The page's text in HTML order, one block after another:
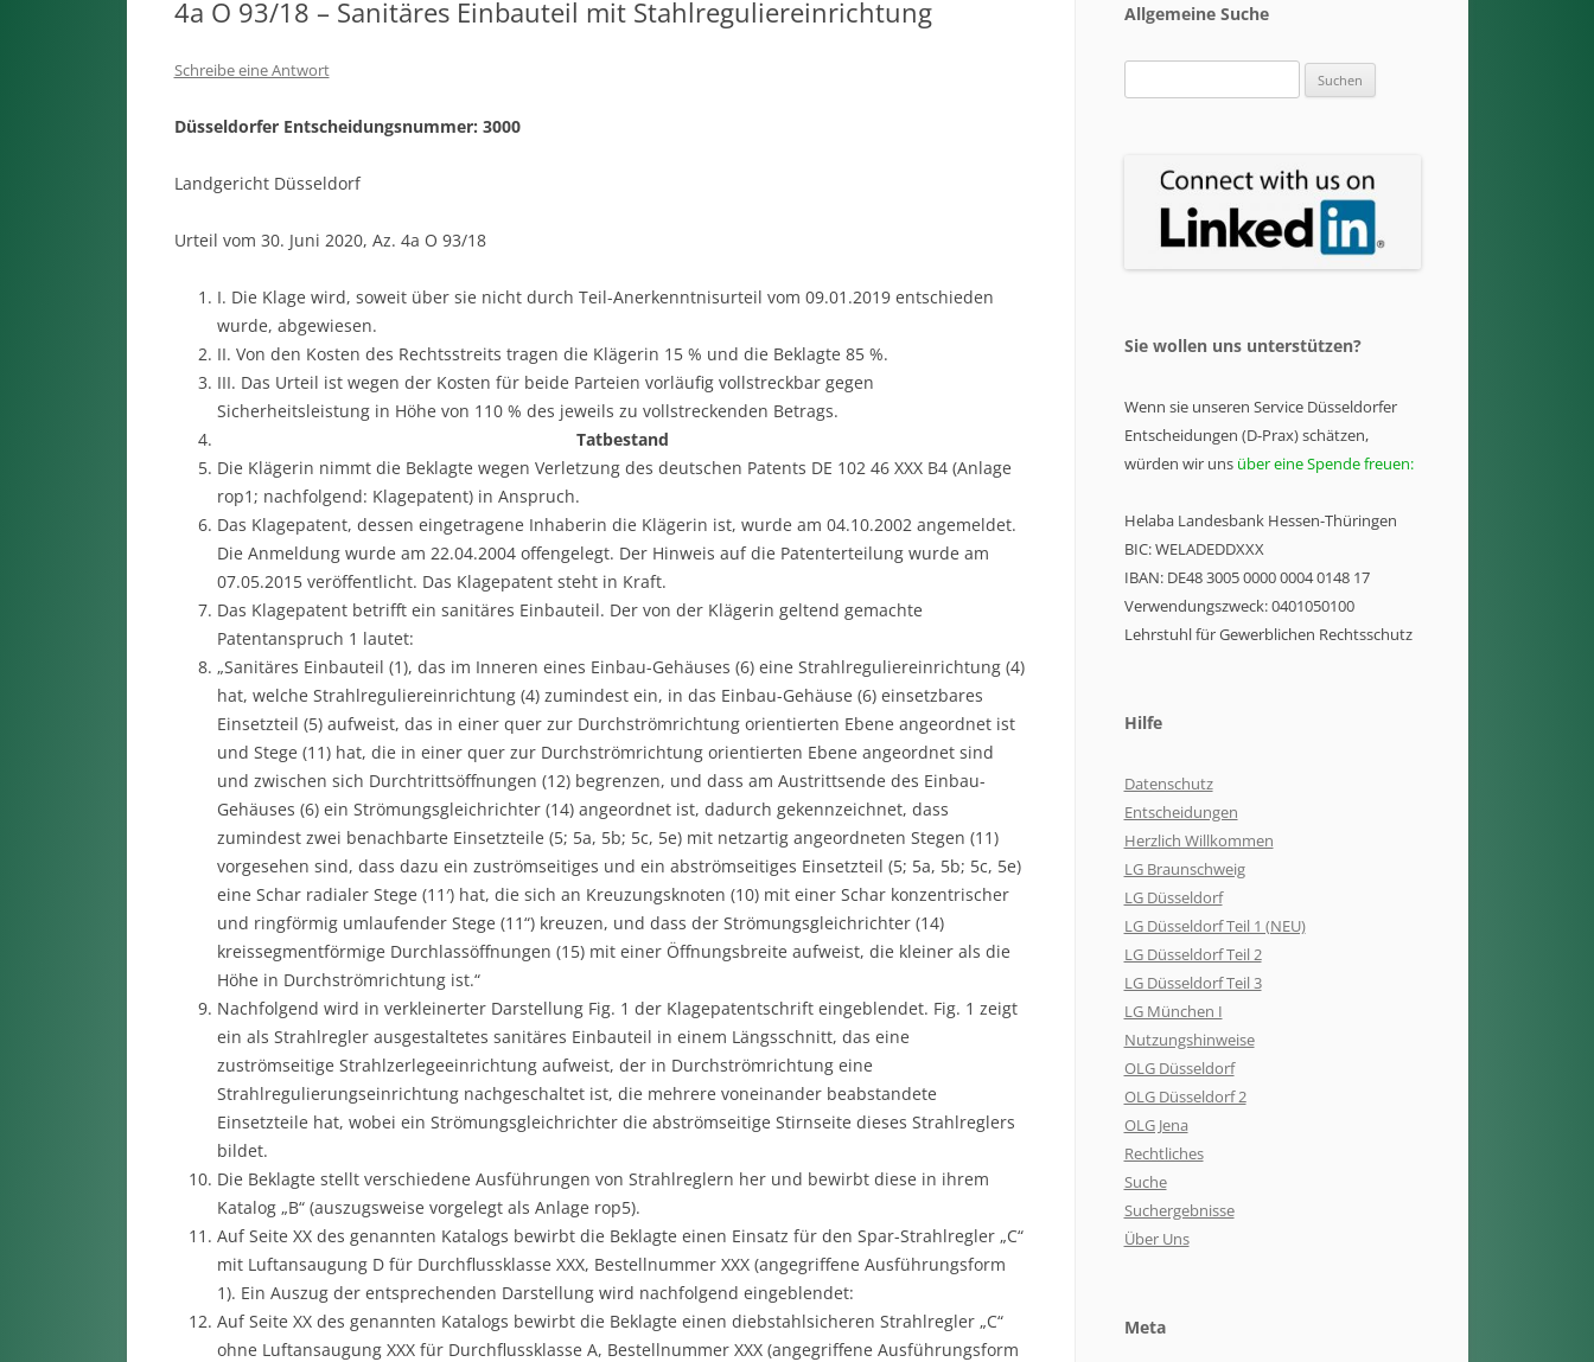
4a O 93/18 – Sanitäres Einbauteil mit Stahlreguliereinrichtung
Schreibe eine Antwort
Düsseldorfer Entscheidungsnummer: 3000
Landgericht Düsseldorf
Urteil vom 30. Juni 2020, Az. 4a O 93/18
I. Die Klage wird, soweit über sie nicht durch Teil-Anerkenntnisurteil vom 09.01.2019 entschieden
wurde, abgewiesen.
II. Von den Kosten des Rechtsstreits tragen die Klägerin 15 % und die Beklagte 85 %.
III. Das Urteil ist wegen der Kosten für beide Parteien vorläufig vollstreckbar gegen
Sicherheitsleistung in Höhe von 110 % des jeweils zu vollstreckenden Betrags.
Tatbestand
Die Klägerin nimmt die Beklagte wegen Verletzung des deutschen Patents DE 102 46 XXX B4 (Anlage
rop1; nachfolgend: Klagepatent) in Anspruch.
Das Klagepatent, dessen eingetragene Inhaberin die Klägerin ist, wurde am 04.10.2002 angemeldet.
Die Anmeldung wurde am 22.04.2004 offengelegt. Der Hinweis auf die Patenterteilung wurde am
07.05.2015 veröffentlicht. Das Klagepatent steht in Kraft.
Das Klagepatent betrifft ein sanitäres Einbauteil. Der von der Klägerin geltend gemachte
Patentanspruch 1 lautet:
„Sanitäres Einbauteil (1), das im Inneren eines Einbau-Gehäuses (6) eine Strahlreguliereinrichtung (4)
hat, welche Strahlreguliereinrichtung (4) zumindest ein, in das Einbau-Gehäuse (6) einsetzbares
Einsetzteil (5) aufweist, das in einer quer zur Durchströmrichtung orientierten Ebene angeordnet ist
und Stege (11) hat, die in einer quer zur Durchströmrichtung orientierten Ebene angeordnet sind
und zwischen sich Durchtrittsöffnungen (12) begrenzen, und dass am Austrittsende des Einbau-
Gehäuses (6) ein Strömungsgleichrichter (14) angeordnet ist, dadurch gekennzeichnet, dass
zumindest zwei benachbarte Einsetzteile (5; 5a, 5b; 5c, 5e) mit netzartig angeordneten Stegen (11)
vorgesehen sind, dass dazu ein zuströmseitiges und ein abströmseitiges Einsetzteil (5; 5a, 5b; 5c, 5e)
eine Schar radialer Stege (11′) hat, die sich an Kreuzungsknoten (10) mit einer Schar konzentrischer
und ringförmig umlaufender Stege (11“) kreuzen, und dass der Strömungsgleichrichter (14)
kreissegmentförmige Durchlassöffnungen (15) mit einer Öffnungsbreite aufweist, die kleiner als die
Höhe in Durchströmrichtung ist.“
Nachfolgend wird in verkleinerter Darstellung Fig. 1 der Klagepatentschrift eingeblendet. Fig. 1 zeigt
ein als Strahlregler ausgestaltetes sanitäres Einbauteil in einem Längsschnitt, das eine
zuströmseitige Strahlzerlegeeinrichtung aufweist, der in Durchströmrichtung eine
Strahlregulierungseinrichtung nachgeschaltet ist, die mehrere voneinander beabstandete
Einsetzteile hat, wobei ein Strömungsgleichrichter die abströmseitige Stirnseite dieses Strahlreglers
bildet.
Die Beklagte stellt verschiedene Ausführungen von Strahlreglern her und bewirbt diese in ihrem
Katalog „B“ (auszugsweise vorgelegt als Anlage rop5).
Auf Seite XX des genannten Katalogs bewirbt die Beklagte einen Einsatz für den Spar-Strahlregler „C“
mit Luftansaugung D für Durchflussklasse XXX, Bestellnummer XXX (angegriffene Ausführungsform
1). Ein Auszug der entsprechenden Darstellung wird nachfolgend eingeblendet:
Auf Seite XX des genannten Katalogs bewirbt die Beklagte einen diebstahlsicheren Strahlregler „C“
ohne Luftansaugung XXX für Durchflussklasse A, Bestellnummer XXX (angegriffene Ausführungsform
Allgemeine Suche
nach:
Sie wollen uns unterstützen?
Wenn sie unseren Service Düsseldorfer
Entscheidungen (D-Prax) schätzen,
würden wir uns über eine Spende freuen:
Helaba Landesbank Hessen-Thüringen
BIC: WELADEDDXXX
IBAN: DE48 3005 0000 0004 0148 17
Verwendungszweck: 0401050100
Lehrstuhl für Gewerblichen Rechtsschutz
Hilfe
Datenschutz
Entscheidungen
Herzlich Willkommen
LG Braunschweig
LG Düsseldorf
LG Düsseldorf Teil 1 (NEU)
LG Düsseldorf Teil 2
LG Düsseldorf Teil 3
LG München I
Nutzungshinweise
OLG Düsseldorf
OLG Düsseldorf 2
OLG Jena
Rechtliches
Suche
Suchergebnisse
Über Uns
Meta